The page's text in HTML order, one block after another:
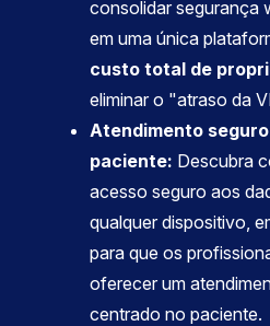
consolidar segurança
em uma única
custo total de
eliminar o "atraso da
Atendimento
paciente: Descubra
acesso seguro aos
qualquer dispositivo,
para que os
oferecer um
centrado no paciente.